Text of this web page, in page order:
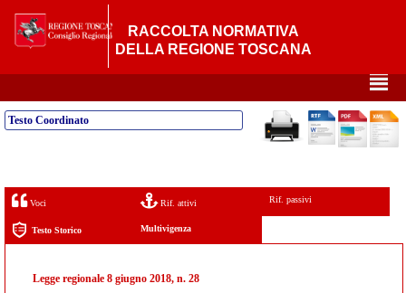
RACCOLTA NORMATIVA
DELLA REGIONE TOSCANA
²
Testo Coordinato
Voci Rif. attivi Rif. passivi
Testo Storico Multivigenza
Legge regionale 8 giugno 2018, n. 28